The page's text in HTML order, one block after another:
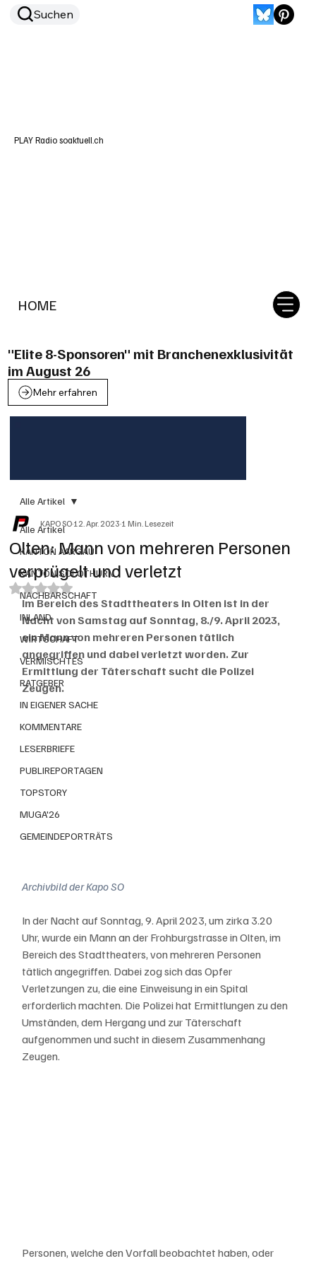
HOME
Suchen
PLAY Radio soaktuell.ch
"Elite 8-Sponsoren" mit Branchenexklusivität
im August 26
Mehr erfahren
Alle Artikel
KANTON AARGAU
KANTON SOLOTHURN
NACHBARSCHAFT
INLAND
WIRTSCHAFT
VERMISCHTES
RATGEBER
IN EIGENER SACHE
KOMMENTARE
LESERBRIEFE
PUBLIREPORTAGEN
TOPSTORY
MUGA'26
GEMEINDEPORTRÄTS
Alle Artikel
Olten: Mann von mehreren Personen
verprügelt und verletzt
KAPO SO12. Apr. 20231 Min. Lesezeit
Mit NaN von 5 Sternen bewertet.
Im Bereich des Stadttheaters in Olten ist in der
Nacht von Samstag auf Sonntag, 8./9. April 2023,
ein Mann von mehreren Personen tätlich
angegriffen und dabei verletzt worden. Zur
Ermittlung der Täterschaft sucht die Polizei
Zeugen.
Archivbild der Kapo SO
In der Nacht auf Sonntag, 9. April 2023, um zirka 3.20
Uhr, wurde ein Mann an der Frohburgstrasse in Olten, im
Bereich des Stadttheaters, von mehreren Personen
tätlich angegriffen. Dabei zog sich das Opfer
Verletzungen zu, die eine Einweisung in ein Spital
erforderlich machten. Die Polizei hat Ermittlungen zu den
Umständen, dem Hergang und zur Täterschaft
aufgenommen und sucht in diesem Zusammenhang
Zeugen.
Personen, welche den Vorfall beobachtet haben, oder